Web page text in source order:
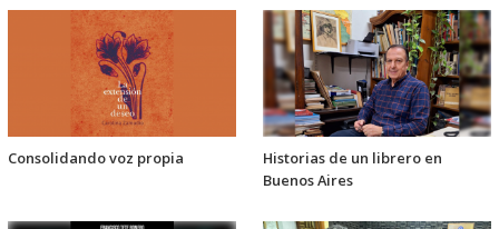
Consolidando voz propia
Historias de un librero en
Buenos Aires